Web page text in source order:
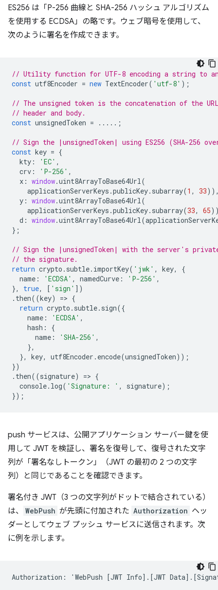
ES256 は「P-256 曲線と SHA-256 ハッシュ アルゴリズム
を使用する ECDSA」の略です。ウェブ暗号を使用して、
次のように署名を作成できます。
// Utility function for UTF-8 encoding a string to
const utf8Encoder = new TextEncoder( 'utf-8' );
// The unsigned token is the concatenation of the
// header and body.
const unsignedToken = .....;
// Sign the |unsignedToken| using ES256 (SHA-256
const key = {
kty : 'EC' ,
crv : 'P-256' ,
x : window.uint8ArrayToBase64Url(
applicationServerKeys .publicKey. subarray(1 , 33
y : window.uint8ArrayToBase64Url(
applicationServerKeys .publicKey. subarray(33, 65
d : window.uint8ArrayToBase64Url(
};
// Sign the |unsignedToken| with the server's
// the signature.
return crypto . subtle. importKey( 'jwk' , key,
{
name : 'ECDSA' , namedCurve : 'P-256' ,
},
true, [ 'sign' ])
. then((key) => {
return crypto . subtle. sign({
name : 'ECDSA' ,
hash :
{
name : 'SHA-256' ,
},
},
key, utf8Encoder . encode(unsignedToken));
})
. then((signature) => {
console. log( 'Signature: ' , signature);
});
push サービスは、公開アプリケーション サーバー鍵を使
用して JWT を検証し、署名を復号して、復号された文字
列が「署名なしトークン」（JWT の最初の 2 つの文字
列）と同じであることを確認できます。
署名付き JWT（3 つの文字列がドットで結合されている）
は、
WebPush が先頭に付加された Authorization ヘッ
ダーとしてウェブ プッシュ サービスに送信されます。次
に例を示します。